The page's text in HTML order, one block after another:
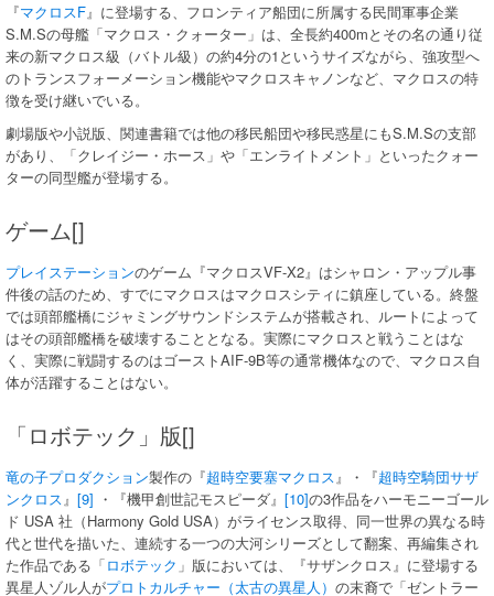
『マクロスF』に登場する、フロンティア船団に所属する民間軍事企業
S.M.Sの母艦「マクロス・クォーター」は、全長約400mとその名の通り従
来の新マクロス級（バトル級）の約4分の1というサイズながら、強攻型へ
のトランスフォーメーション機能やマクロスキャノンなど、マクロスの特
徴を受け継いでいる。
劇場版や小説版、関連書籍では他の移民船団や移民惑星にもS.M.Sの支部
があり、「クレイジー・ホース」や「エンライトメント」といったクォー
ターの同型艦が登場する。
ゲーム[]
プレイステーションのゲーム『マクロスVF-X2』はシャロン・アップル事
件後の話のため、すでにマクロスはマクロスシティに鎮座している。終盤
では頭部艦橋にジャミングサウンドシステムが搭載され、ルートによって
はその頭部艦橋を破壊することとなる。実際にマクロスと戦うことはな
く、実際に戦闘するのはゴーストAIF-9B等の通常機体なので、マクロス自
体が活躍することはない。
「ロボテック」版[]
竜の子プロダクション製作の『超時空要塞マクロス』・『超時空騎団サザ
ンクロス』 [9] ・『機甲創世記モスピーダ』 [10]の3作品をハーモニーゴール
ド USA 社（Harmony Gold USA）がライセンス取得、同一世界の異なる時
代と世代を描いた、連続する一つの大河シリーズとして翻案、再編集され
た作品である「ロボテック 」版においては、『サザンクロス』に登場する
異星人ゾル人がプロトカルチャー（太古の異星人） の末裔で「ゼントラー